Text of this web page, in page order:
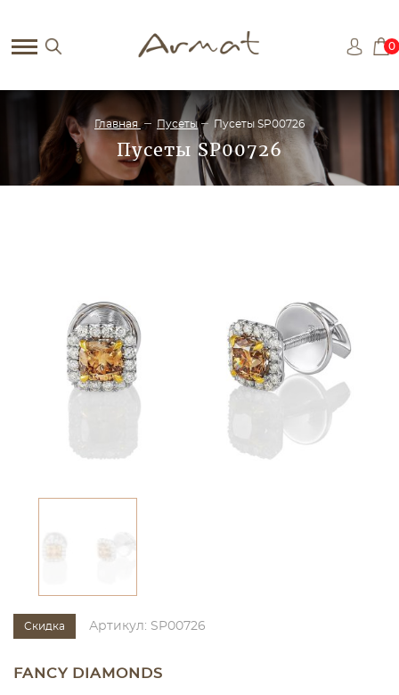
0
Главная Пусеты Пусеты SP00726
Пусеты SP00726
Скидка Артикул: SP00726
FANCY DIAMONDS